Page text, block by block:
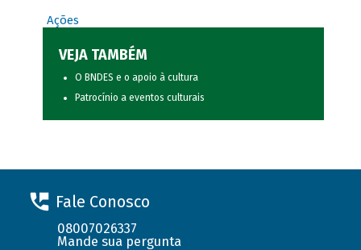
Ações
VEJA TAMBÉM
O BNDES e o apoio à cultura
Patrocínio a eventos culturais
Fale Conosco
08007026337
Mande sua pergunta